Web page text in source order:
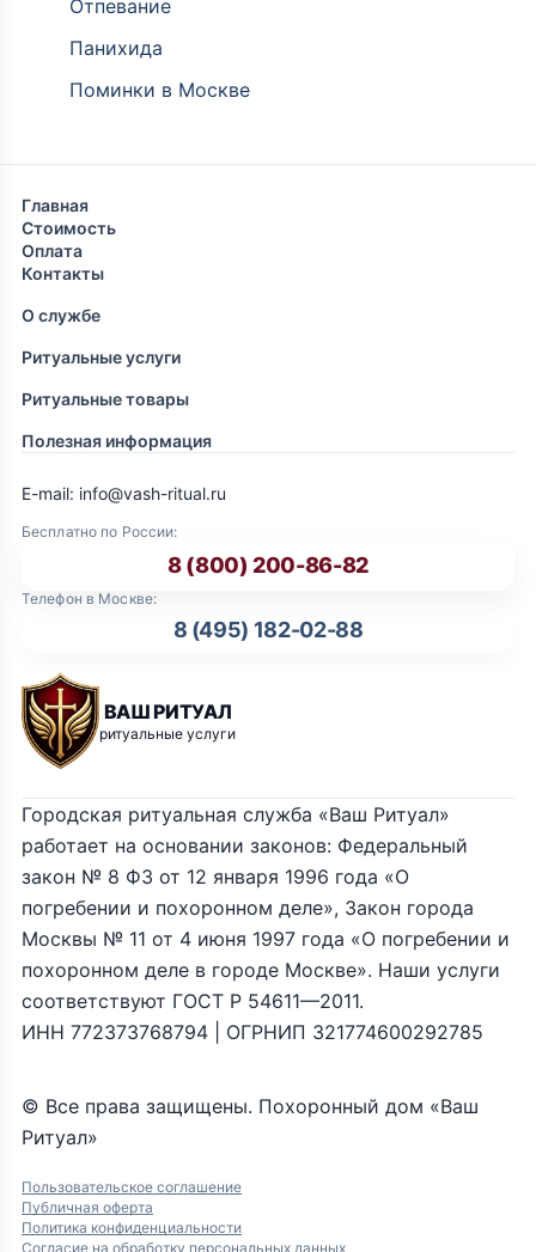
Отпевание
Панихида
Поминки в Москве
Главная
Стоимость
Оплата
Контакты
О службе
Ритуальные услуги
Ритуальные товары
Полезная информация
ВАШ РИТУАЛ
ритуальные услуги
Бесплатно по России:
8 (800) 200-86-82
Телефон в Москве:
8 (495) 182-02-88
E-mail: info@vash-ritual.ru
© Все права защищены. Похоронный дом «Ваш
Ритуал»
Пользовательское соглашение
Публичная оферта
Политика конфиденциальности
Согласие на обработку персональных данных
Городская ритуальная служба «Ваш Ритуал»
работает на основании законов: Федеральный
закон № 8 ФЗ от 12 января 1996 года «О
погребении и похоронном деле», Закон города
Москвы № 11 от 4 июня 1997 года «О погребении и
похоронном деле в городе Москве». Наши услуги
соответствуют ГОСТ Р 54611—2011.
ИНН 772373768794 | ОГРНИП 321774600292785